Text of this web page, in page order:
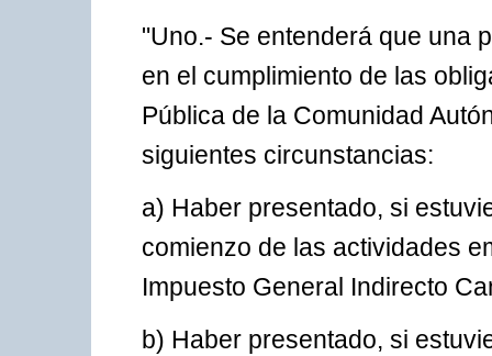
"Uno.- Se entenderá que una
en el cumplimiento de las
Pública de la Comunidad
siguientes circunstancias:
a) Haber presentado, si
comienzo de las actividades
Impuesto General Indirecto
b) Haber presentado, si